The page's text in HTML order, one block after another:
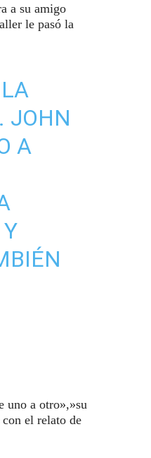
a su amigo
le pasó la
JOHN
A
uno a otro»,»su
el relato de